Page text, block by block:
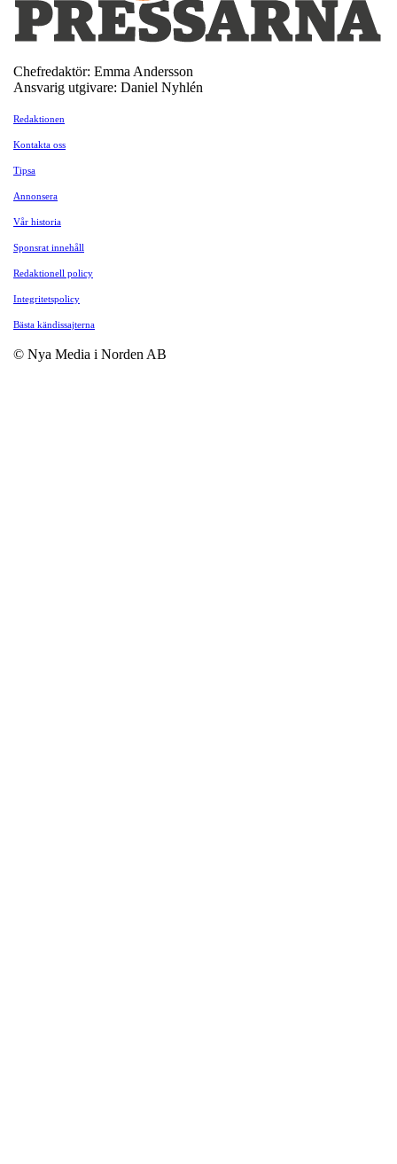
Chefredaktör: Emma Andersson
Ansvarig utgivare: Daniel Nyhlén
Redaktionen
Kontakta oss
Tipsa
Annonsera
Vår historia
Sponsrat innehåll
Redaktionell policy
Integritetspolicy
Bästa kändissajterna
© Nya Media i Norden AB